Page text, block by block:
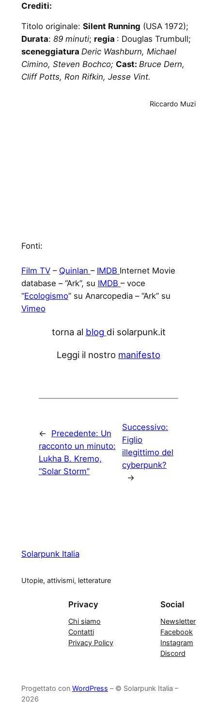
Crediti:
Titolo originale: Silent Running (USA 1972);
Durata: 89 minuti; regia : Douglas Trumbull;
sceneggiatura Deric Washburn, Michael
Cimino, Steven Bochco; Cast: Bruce Dern,
Cliff Potts, Ron Rifkin, Jesse Vint.
Riccardo Muzi
Fonti:
Film TV– Quinlan – IMDB Internet Movie
database – “Ark”, su IMDB – voce
“Ecologismo” su Anarcopedia – “Ark” su
Vimeo
torna al blog di solarpunk.it
Leggi il nostro manifesto
← Precedente: Un
racconto un minuto:
Lukha B. Kremo,
“Solar Storm”
Successivo:
Figlio
illegittimo del
cyberpunk?
→
Solarpunk Italia
Utopie, attivismi, letterature
Privacy
Chi siamo
Contatti
Privacy Policy
Social
Newsletter
Facebook
Instagram
Discord
Progettato con WordPress – © Solarpunk Italia –
2026